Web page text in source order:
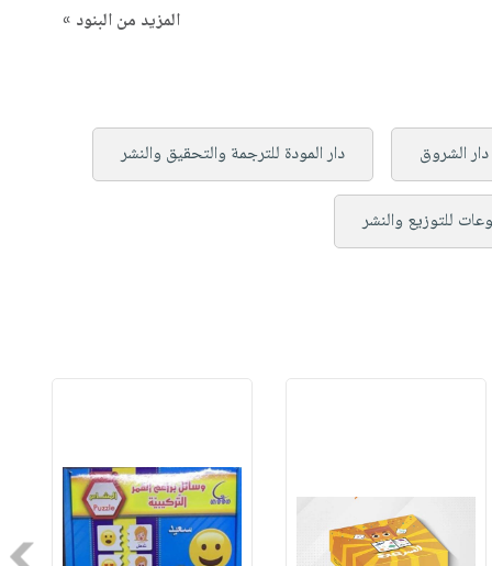
المزيد من البنود »
دار الشروق دار المودة للترجمة والتحقيق والنشر
للتوزيع والنشر